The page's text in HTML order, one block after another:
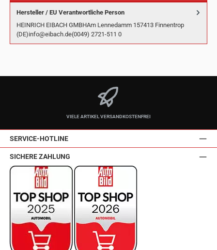
Hersteller / EU Verantwortliche Person
HEINRICH EIBACH GMBHAm Lennedamm 157413 Finnentrop
(DE)info@eibach.de(0049) 2721-511 0
VIELE ARTIKEL VERSANDKOSTENFREI
SERVICE-HOTLINE
SICHERE ZAHLUNG